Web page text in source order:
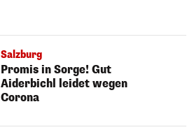
Salzburg
Promis in Sorge! Gut
Aiderbichl leidet wegen
Corona